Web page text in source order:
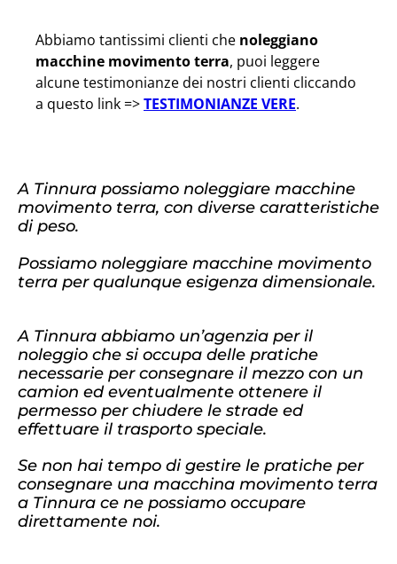
Abbiamo tantissimi clienti che noleggiano
macchine movimento terra, puoi leggere
alcune testimonianze dei nostri clienti cliccando
a questo link =>TESTIMONIANZE VERE.
A Tinnura possiamo noleggiare macchine
movimento terra, con diverse caratteristiche
di peso.
Possiamo noleggiare macchine movimento
terra per qualunque esigenza dimensionale.
A Tinnura abbiamo un’agenzia per il
noleggio che si occupa delle pratiche
necessarie per consegnare il mezzo con un
camion ed eventualmente ottenere il
permesso per chiudere le strade ed
effettuare il trasporto speciale.
Se non hai tempo di gestire le pratiche per
consegnare una macchina movimento terra
a Tinnura ce ne possiamo occupare
direttamente noi.